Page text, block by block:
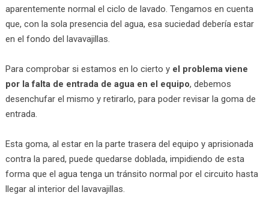
aparentemente normal el ciclo de lavado. Tengamos en cuenta
que, con la sola presencia del agua, esa suciedad debería estar
en el fondo del lavavajillas.
Para comprobar si estamos en lo cierto y el problema viene
por la falta de entrada de agua en el equipo, debemos
desenchufar el mismo y retirarlo, para poder revisar la goma de
entrada.
Esta goma, al estar en la parte trasera del equipo y aprisionada
contra la pared, puede quedarse doblada, impidiendo de esta
forma que el agua tenga un tránsito normal por el circuito hasta
llegar al interior del lavavajillas.